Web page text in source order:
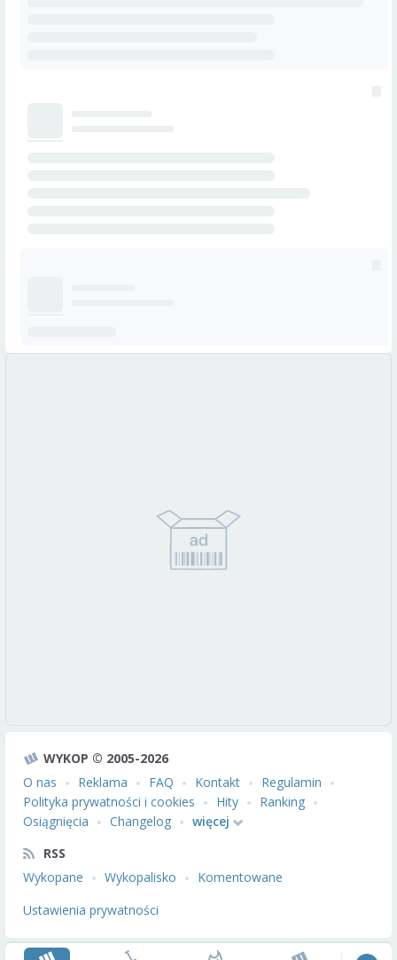
WYKOP © 2005-2026
O nas
Reklama FAQ Kontakt
Regulamin
Polityka prywatności i cookies
Hity
Ranking
Osiągnięcia
Changelog
więcej
RSS
Wykopane
Wykopalisko
Komentowane
Ustawienia prywatności